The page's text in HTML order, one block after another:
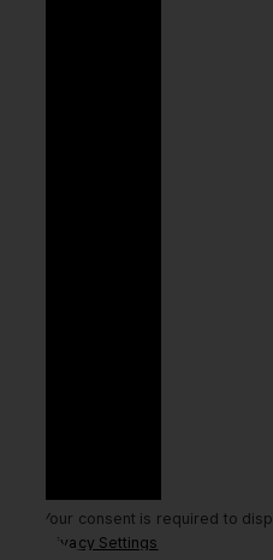
Your consent is required to
Privacy Settings